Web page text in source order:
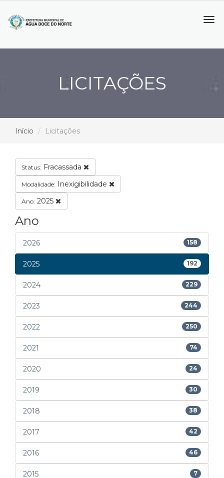
LICITAÇÕES
Início Licitações
Status: Fracassada
Modalidade: Inexigibilidade
Ano: 2025
Ano
2026 158
2025 192
2024 229
2023 244
2022 250
2021 74
2020 24
2019 30
2018 38
2017 42
2016 46
2015 7